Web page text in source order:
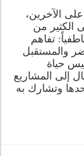
الآخرين،
الكثير من
تفاهم
والمستقبل
حياة
إلى المشاريع
وتشارك به